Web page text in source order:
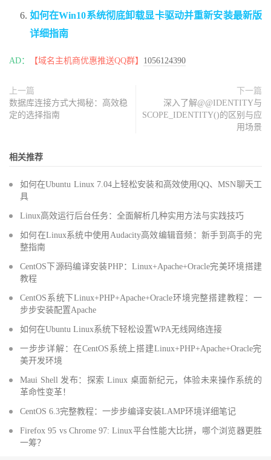
如何在Win10系统彻底卸载显卡驱动并重新安装最新版
详细指南
AD： 【域名主机商优惠推送QQ群】 1056124390
上一篇
数据库连接方式大揭秘：高效稳
定的选择指南
下一篇
深入了解@@IDENTITY与
SCOPE_IDENTITY()的区别与应
用场景
相关推荐
如何在Ubuntu Linux 7.04上轻松安装和高效使用QQ、MSN聊天工
具
Linux高效运行后台任务：全面解析几种实用方法与实践技巧
如何在Linux系统中使用Audacity高效编辑音频：新手到高手的完
整指南
CentOS下源码编译安装PHP：Linux+Apache+Oracle完美环境搭建
教程
CentOS系统下Linux+PHP+Apache+Oracle环境完整搭建教程：一
步步安装配置Apache
如何在Ubuntu Linux系统下轻松设置WPA无线网络连接
一步步详解：在CentOS系统上搭建Linux+PHP+Apache+Oracle完
美开发环境
Maui Shell 发布：探索 Linux 桌面新纪元，体验未来操作系统的
革命性变革！
CentOS 6.3完整教程：一步步编译安装LAMP环境详细笔记
Firefox 95 vs Chrome 97: Linux平台性能大比拼，哪个浏览器更胜
一筹？